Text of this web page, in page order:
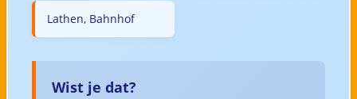
Lathen, Bahnhof
Wist je dat?